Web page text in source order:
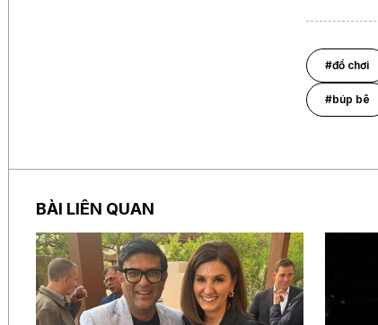
#đồ chơi
#búp bê
BÀI LIÊN QUAN